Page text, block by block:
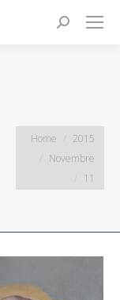
Search:
You are here:
Home
2015
Novembre
11